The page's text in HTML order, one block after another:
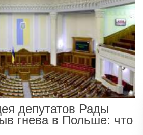
депутатов Рады
гнева в Польше: что